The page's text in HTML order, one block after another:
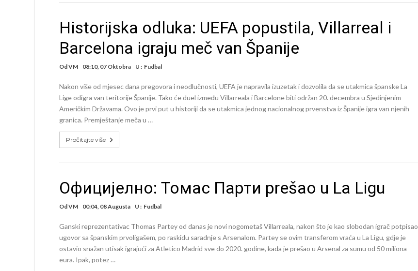
Historijska odluka: UEFA popustila, Villarreal i
Barcelona igraju meč van Španije
OdVM 08:10, 07 Oktobra U : Fudbal
Nakon više od mjesec dana pregovora i neodlučnosti, UEFA je napravila izuzetak i dozvolila da se utakmica španske La
Lige odigra van teritorije Španije. Tako će duel između Villarreala i Barcelone biti održan 20. decembra u Sjedinjenim
Američkim Državama. Ovo je prvi put u historiji da se utakmica jednog nacionalnog prvenstva iz Španije igra van njenih
granica. Premještanje meča u …
Pročitajte više
Официјелно: Томас Парти prešao u La Ligu
OdVM 00:04, 08 Augusta U : Fudbal
Ganski reprezentativac Thomas Partey od danas je novi nogometaš Villarreala, nakon što je kao slobodan igrač potpisao
ugovor sa španskim prvoligašem, po raskidu saradnje s Arsenalom. Partey se ovim transferom vraća u La Ligu, gdje je
ostavio snažan utisak igrajući za Atletico Madrid sve do 2020. godine, kada je prešao u Arsenal za sumu od 50 miliona
eura. Ipak, potez …